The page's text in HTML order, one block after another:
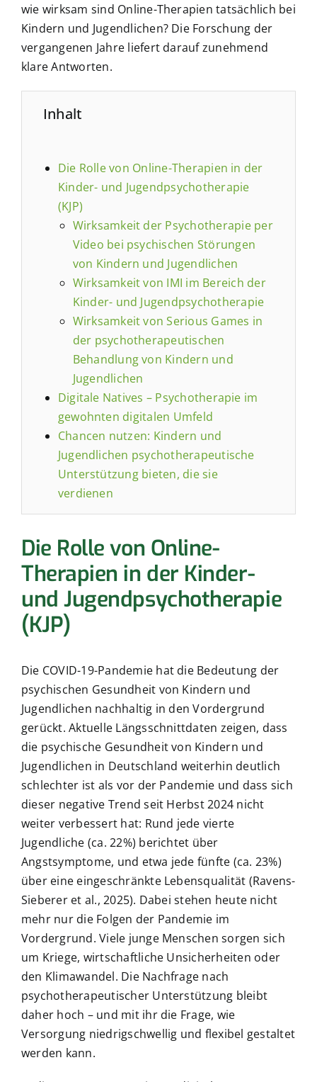
wie wirksam sind Online-Therapien tatsächlich bei
Kindern und Jugendlichen? Die Forschung der
vergangenen Jahre liefert darauf zunehmend
klare Antworten.
Inhalt
Die Rolle von Online-Therapien in der
Kinder- und Jugendpsychotherapie
(KJP)
Wirksamkeit der Psychotherapie per
Video bei psychischen Störungen
von Kindern und Jugendlichen
Wirksamkeit von IMI im Bereich der
Kinder- und Jugendpsychotherapie
Wirksamkeit von Serious Games in
der psychotherapeutischen
Behandlung von Kindern und
Jugendlichen
Digitale Natives – Psychotherapie im
gewohnten digitalen Umfeld
Chancen nutzen: Kindern und
Jugendlichen psychotherapeutische
Unterstützung bieten, die sie
verdienen
Die Rolle von Online-
Therapien in der Kinder-
und Jugendpsychotherapie
(KJP)
Die COVID-19-Pandemie hat die Bedeutung der
psychischen Gesundheit von Kindern und
Jugendlichen nachhaltig in den Vordergrund
gerückt. Aktuelle Längsschnittdaten zeigen, dass
die psychische Gesundheit von Kindern und
Jugendlichen in Deutschland weiterhin deutlich
schlechter ist als vor der Pandemie und dass sich
dieser negative Trend seit Herbst 2024 nicht
weiter verbessert hat: Rund jede vierte
Jugendliche (ca. 22%) berichtet über
Angstsymptome, und etwa jede fünfte (ca. 23%)
über eine eingeschränkte Lebensqualität (Ravens-
Sieberer et al., 2025). Dabei stehen heute nicht
mehr nur die Folgen der Pandemie im
Vordergrund. Viele junge Menschen sorgen sich
um Kriege, wirtschaftliche Unsicherheiten oder
den Klimawandel. Die Nachfrage nach
psychotherapeutischer Unterstützung bleibt
daher hoch – und mit ihr die Frage, wie
Versorgung niedrigschwellig und flexibel gestaltet
werden kann.